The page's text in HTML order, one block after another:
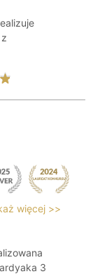
więcej >>
3